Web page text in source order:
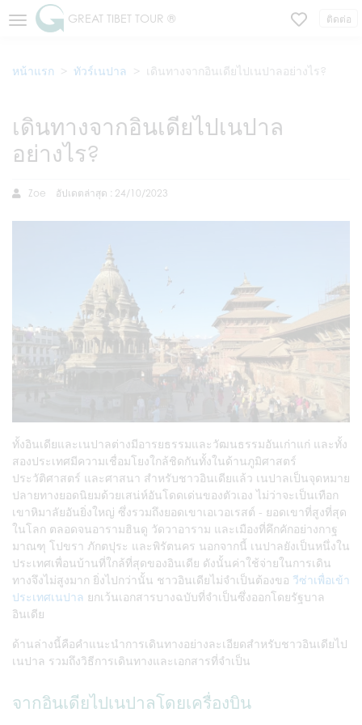
GREAT TIBET TOUR ® ติดต่อ
หน้าแรก ทัวร์เนปาล เดินทางจากอินเดียไปเนปาลอย่างไร?
เดินทางจากอินเดียไปเนปาล
อย่างไร?
Zoe อัปเดตล่าสุด : 24/10/2023
ทั้งอินเดียและเนปาลต่างมีอารยธรรมและวัฒนธรรมอันเก่าแก่ และทั้ง
สองประเทศมีความเชื่อมโยงใกล้ชิดกันทั้งในด้านภูมิศาสตร์
ประวัติศาสตร์ และศาสนา สำหรับชาวอินเดียแล้ว เนปาลเป็นจุดหมาย
ปลายทางยอดนิยมด้วยเสน่ห์อันโดดเด่นของตัวเอง ไม่ว่าจะเป็นเทือก
เขาหิมาลัยอันยิ่งใหญ่ ซึ่งรวมถึงยอดเขาเอเวอเรสต์ - ยอดเขาที่สูงที่สุด
ในโลก ตลอดจนอารามฮินดู วัดวาอาราม และเมืองที่คึกคักอย่างกาฐ
มาณฑุ โปขรา ภักตปุระ และพิรัตนคร นอกจากนี้ เนปาลยังเป็นหนึ่งใน
ประเทศเพื่อนบ้านที่ใกล้ที่สุดของอินเดีย ดังนั้นค่าใช้จ่ายในการเดิน
ทางจึงไม่สูงมาก ยิ่งไปกว่านั้น ชาวอินเดียไม่จำเป็นต้องขอ วีซ่าเพื่อเข้า
ประเทศเนปาล ยกเว้นเอกสารบางฉบับที่จำเป็นซึ่งออกโดยรัฐบาล
อินเดีย
ด้านล่างนี้คือคำแนะนำการเดินทางอย่างละเอียดสำหรับชาวอินเดียไป
เนปาล รวมถึงวิธีการเดินทางและเอกสารที่จำเป็น
จากอินเดียไปเนปาลโดยเครื่องบิน